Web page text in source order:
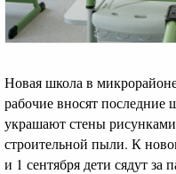
Новая школа в
рабочие вносят последние
украшают стены
строительной пыли. К
и 1 сентября дети сядут за